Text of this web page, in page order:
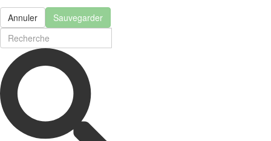
Annuler Sauvegarder